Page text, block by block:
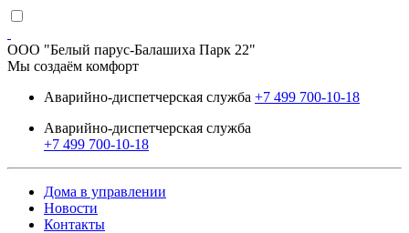
ООО "Белый парус-Балашиха Парк 22"
Мы создаём комфорт
Аварийно-диспетчерская служба +7 499 700-10-18
Аварийно-диспетчерская служба
+7 499 700-10-18
Дома в управлении
Новости
Контакты